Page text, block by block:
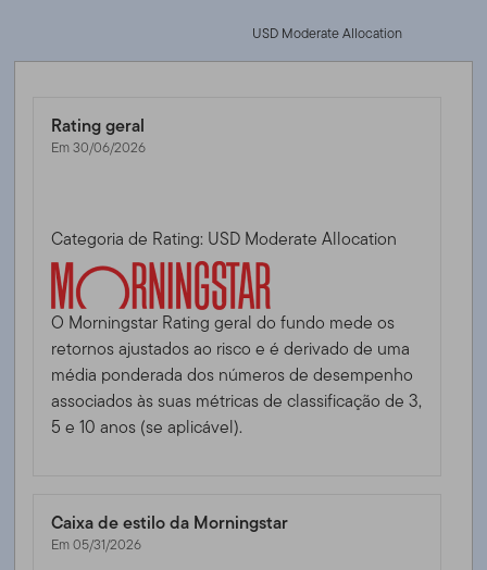
USD Moderate Allocation
Rating geral
Em 30/06/2026
Categoria de Rating: USD Moderate Allocation
O Morningstar Rating geral do fundo mede os
retornos ajustados ao risco e é derivado de uma
média ponderada dos números de desempenho
associados às suas métricas de classificação de 3,
5 e 10 anos (se aplicável).
Caixa de estilo da Morningstar
Em 05/31/2026